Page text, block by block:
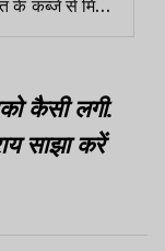
का ब्योरा
कैसी लगी.
साझा करें